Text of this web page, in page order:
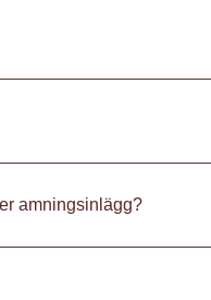
amningsinlägg?